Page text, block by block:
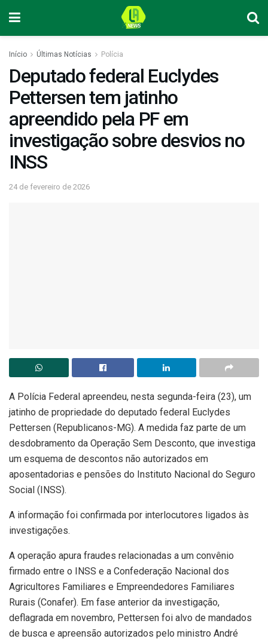
Início Últimas Notícias Polícia
Deputado federal Euclydes
Pettersen tem jatinho
apreendido pela PF em
investigação sobre desvios no
INSS
24 de fevereiro de 2026
A Polícia Federal apreendeu, nesta segunda-feira (23), um
jatinho de propriedade do deputado federal Euclydes
Pettersen (Republicanos-MG). A medida faz parte de um
desdobramento da Operação Sem Desconto, que investiga
um esquema de descontos não autorizados em
aposentadorias e pensões do Instituto Nacional do Seguro
Social (INSS).
A informação foi confirmada por interlocutores ligados às
investigações.
A operação apura fraudes relacionadas a um convênio
firmado entre o INSS e a Confederação Nacional dos
Agricultores Familiares e Empreendedores Familiares
Rurais (Conafer). Em fase anterior da investigação,
deflagrada em novembro, Pettersen foi alvo de mandados
de busca e apreensão autorizados pelo ministro André